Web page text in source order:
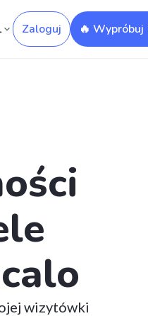
Zaloguj 🔥
wizytówki